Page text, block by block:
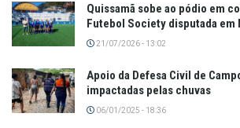
Quissamã sobe ao pódio em
Futebol Society disputada em
21/07/2026 - 13:02
Apoio da Defesa Civil de
impactadas pelas chuvas
06/01/2025 - 18:36